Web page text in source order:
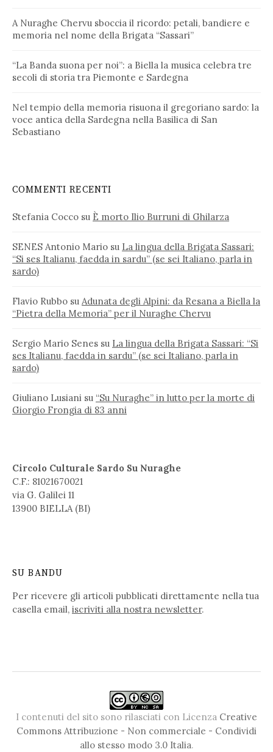
A Nuraghe Chervu sboccia il ricordo: petali, bandiere e
memoria nel nome della Brigata “Sassari”
“La Banda suona per noi”: a Biella la musica celebra tre
secoli di storia tra Piemonte e Sardegna
Nel tempio della memoria risuona il gregoriano sardo: la
voce antica della Sardegna nella Basilica di San
Sebastiano
COMMENTI RECENTI
Stefania Cocco su È morto Ilio Burruni di Ghilarza
SENES Antonio Mario su La lingua della Brigata Sassari:
“Si ses Italianu, faedda in sardu” (se sei Italiano, parla in
sardo)
Flavio Rubbo su Adunata degli Alpini: da Resana a Biella la
“Pietra della Memoria” per il Nuraghe Chervu
Sergio Mario Senes su La lingua della Brigata Sassari: “Si
ses Italianu, faedda in sardu” (se sei Italiano, parla in
sardo)
Giuliano Lusiani su “Su Nuraghe” in lutto per la morte di
Giorgio Frongia di 83 anni
Circolo Culturale Sardo Su Nuraghe
C.F.: 81021670021
via G. Galilei 11
13900 BIELLA (BI)
SU BANDU
Per ricevere gli articoli pubblicati direttamente nella tua
casella email, iscriviti alla nostra newsletter.
I contenuti del sito sono rilasciati con Licenza Creative
Commons Attribuzione - Non commerciale - Condividi
allo stesso modo 3.0 Italia.